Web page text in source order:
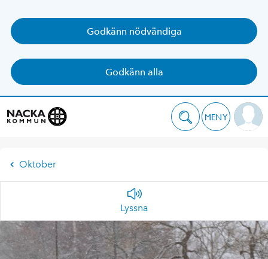
Godkänn nödvändiga
Godkänn alla
MENY
Oktober
Lyssna